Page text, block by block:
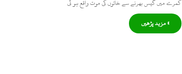
کمرے میں گیس بھرنے سے خاتوں کی موت واقع ہو ئی
» مزید پڑھیں